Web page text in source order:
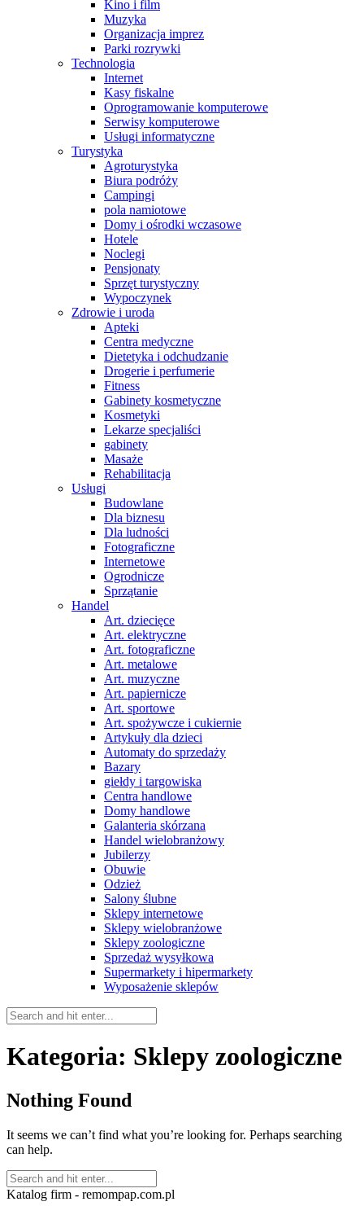
Kino i film
Muzyka
Organizacja imprez
Parki rozrywki
Technologia
Internet
Kasy fiskalne
Oprogramowanie komputerowe
Serwisy komputerowe
Usługi informatyczne
Turystyka
Agroturystyka
Biura podróży
Campingi
pola namiotowe
Domy i ośrodki wczasowe
Hotele
Noclegi
Pensjonaty
Sprzęt turystyczny
Wypoczynek
Zdrowie i uroda
Apteki
Centra medyczne
Dietetyka i odchudzanie
Drogerie i perfumerie
Fitness
Gabinety kosmetyczne
Kosmetyki
Lekarze specjaliści
gabinety
Masaże
Rehabilitacja
Usługi
Budowlane
Dla biznesu
Dla ludności
Fotograficzne
Internetowe
Ogrodnicze
Sprzątanie
Handel
Art. dziecięce
Art. elektryczne
Art. fotograficzne
Art. metalowe
Art. muzyczne
Art. papiernicze
Art. sportowe
Art. spożywcze i cukiernie
Artykuły dla dzieci
Automaty do sprzedaży
Bazary
giełdy i targowiska
Centra handlowe
Domy handlowe
Galanteria skórzana
Handel wielobranżowy
Jubilerzy
Obuwie
Odzież
Salony ślubne
Sklepy internetowe
Sklepy wielobranżowe
Sklepy zoologiczne
Sprzedaż wysyłkowa
Supermarkety i hipermarkety
Wyposażenie sklepów
Kategoria: Sklepy zoologiczne
Nothing Found
It seems we can’t find what you’re looking for. Perhaps searching
can help.
Katalog firm - remompap.com.pl